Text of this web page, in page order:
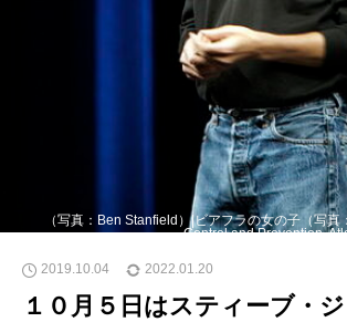
（写真：Ben Stanfield）|ビアフラの女の子（写
Control and Prevention,
2019.10.04 2022.01.20
１０月５日はスティーブ・